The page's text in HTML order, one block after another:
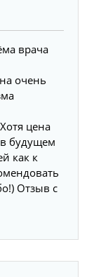
врача
очень
цена
будущем
как к
Отзыв с